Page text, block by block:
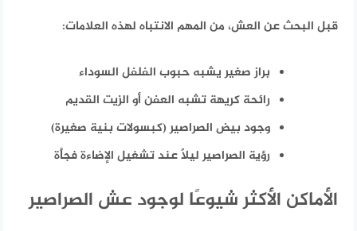
قبل البحث عن العش، من المهم الانتباه لهذه العلامات:
براز صغير يشبه حبوب الفلفل السوداء
رائحة كريهة تشبه العفن أو الزيت القديم
وجود بيض الصراصير (كبسولات بنية صغيرة)
رؤية الصراصير ليلًا عند تشغيل الإضاءة فجأة
الأماكن الأكثر شيوعًا لوجود عش الصراصير